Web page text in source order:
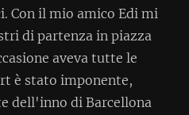
Con il mio amico Edi mi
di partenza in piazza
aveva tutte le
è stato imponente,
dell'inno di Barcellona